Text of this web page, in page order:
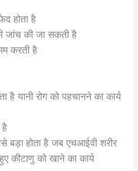
होता है
जांच की जा सकती है
करती है
है यानी रोग को पहचानने का कार्य
है
बड़ा होता है जब एचआईवी शरीर
कीटाणु को खाने का कार्य